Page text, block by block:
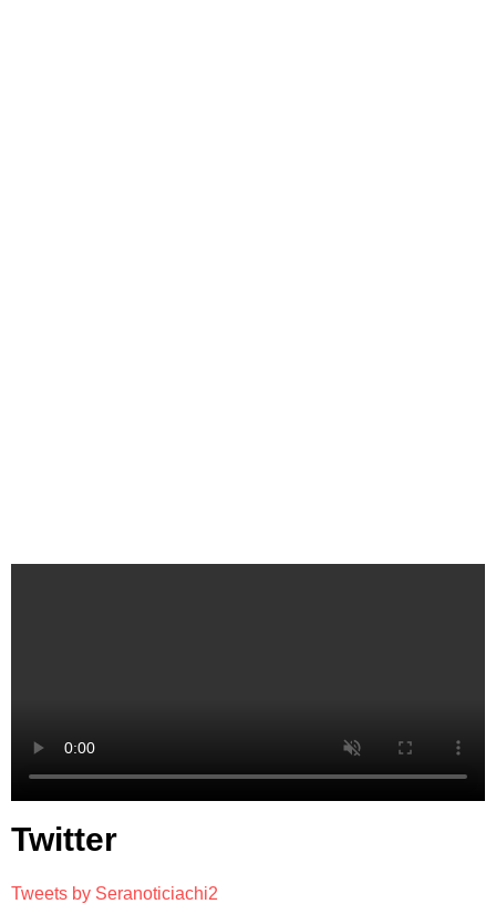
Twitter
Tweets by Seranoticiachi2